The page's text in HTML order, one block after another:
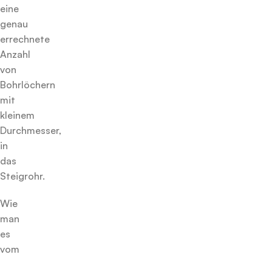
eine
genau
errechnete
Anzahl
von
Bohrlöchern
mit
kleinem
Durchmesser,
in
das
Steigrohr.
Wie
man
es
vom